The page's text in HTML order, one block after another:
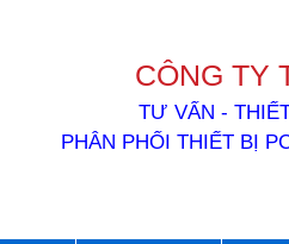
CÔNG TY
TƯ VẤN -
PHÂN PHỐI THIẾT BỊ